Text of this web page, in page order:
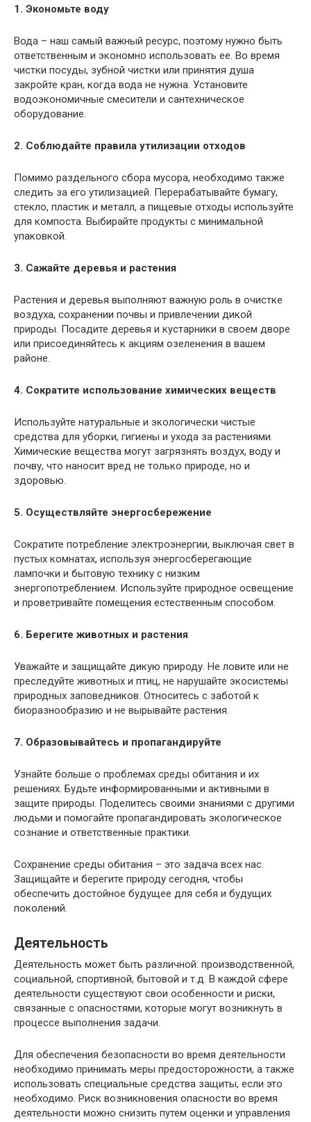
1. Экономьте воду
Вода – наш самый важный ресурс, поэтому нужно быть
ответственным и экономно использовать ее. Во время
чистки посуды, зубной чистки или принятия душа
закройте кран, когда вода не нужна. Установите
водоэкономичные смесители и сантехническое
оборудование.
2. Соблюдайте правила утилизации отходов
Помимо раздельного сбора мусора, необходимо также
следить за его утилизацией. Перерабатывайте бумагу,
стекло, пластик и металл, а пищевые отходы используйте
для компоста. Выбирайте продукты с минимальной
упаковкой.
3. Сажайте деревья и растения
Растения и деревья выполняют важную роль в очистке
воздуха, сохранении почвы и привлечении дикой
природы. Посадите деревья и кустарники в своем дворе
или присоединяйтесь к акциям озеленения в вашем
районе.
4. Сократите использование химических веществ
Используйте натуральные и экологически чистые
средства для уборки, гигиены и ухода за растениями.
Химические вещества могут загрязнять воздух, воду и
почву, что наносит вред не только природе, но и
здоровью.
5. Осуществляйте энергосбережение
Сократите потребление электроэнергии, выключая свет в
пустых комнатах, используя энергосберегающие
лампочки и бытовую технику с низким
энергопотреблением. Используйте природное освещение
и проветривайте помещения естественным способом.
6. Берегите животных и растения
Уважайте и защищайте дикую природу. Не ловите или не
преследуйте животных и птиц, не нарушайте экосистемы
природных заповедников. Относитесь с заботой к
биоразнообразию и не вырывайте растения.
7. Образовывайтесь и пропагандируйте
Узнайте больше о проблемах среды обитания и их
решениях. Будьте информированными и активными в
защите природы. Поделитесь своими знаниями с другими
людьми и помогайте пропагандировать экологическое
сознание и ответственные практики.
Сохранение среды обитания – это задача всех нас.
Защищайте и берегите природу сегодня, чтобы
обеспечить достойное будущее для себя и будущих
поколений.
Деятельность
Деятельность может быть различной: производственной,
социальной, спортивной, бытовой и т.д. В каждой сфере
деятельности существуют свои особенности и риски,
связанные с опасностями, которые могут возникнуть в
процессе выполнения задачи.
Для обеспечения безопасности во время деятельности
необходимо принимать меры предосторожности, а также
использовать специальные средства защиты, если это
необходимо. Риск возникновения опасности во время
деятельности можно снизить путем оценки и управления